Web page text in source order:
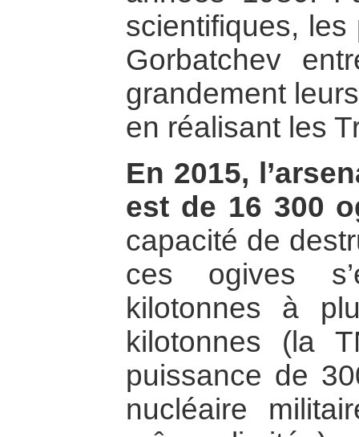
scientifiques,
Gorbatchev
grandement
en réalisant les
En 2015,
est de 16 300
capacité de
ces ogives
kilotonnes à
kilotonnes (la
puissance de
nucléaire